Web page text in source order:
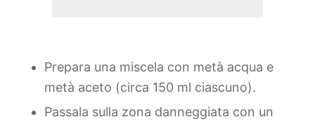
Prepara una miscela con metà acqua e
metà aceto (circa 150 ml ciascuno).
Passala sulla zona danneggiata con un